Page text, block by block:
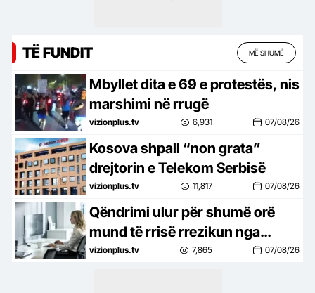
TË FUNDIT MË SHUMË
Mbyllet dita e 69 e protestës, nis
marshimi në rrugë
vizionplus.tv 6,931 07/08/26
Kosova shpall “non grata”
drejtorin e Telekom Serbisë
vizionplus.tv 11,817 07/08/26
Qëndrimi ulur për shumë orë
mund të rrisë rrezikun nga
kanceri
vizionplus.tv 7,865 07/08/26